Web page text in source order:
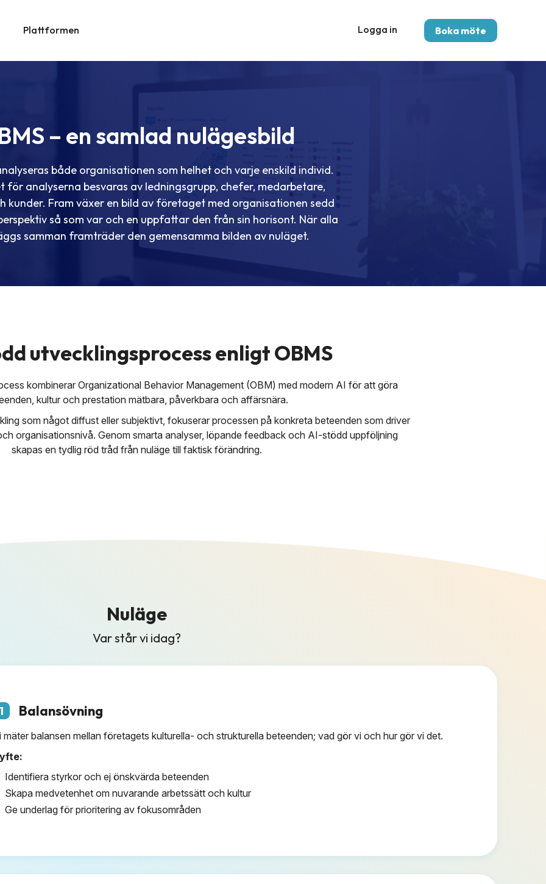
Plattformen Logga in Boka möte
– en samlad nulägesbild
både organisationen som helhet och varje enskild individ.
för analyserna besvaras av ledningsgrupp, chefer, medarbetare,
kunder. Fram växer en bild av företaget med organisationen sedd
så som var och en uppfattar den från sin horisont. När alla
samman framträder den gemensamma bilden av nuläget.
utvecklingsprocess enligt OBMS
kombinerar Organizational Behavior Management (OBM) med modern AI för att göra
kultur och prestation mätbara, påverkbara och affärsnära.
som något diffust eller subjektivt, fokuserar processen på konkreta beteenden som driver
organisationsnivå. Genom smarta analyser, löpande feedback och AI-stödd uppföljning
skapas en tydlig röd tråd från nuläge till faktisk förändring.
Nuläge
Var står vi idag?
Balansövning
mäter balansen mellan företagets kulturella- och strukturella beteenden; vad gör vi och hur gör vi det.
Identifiera styrkor och ej önskvärda beteenden
Skapa medvetenhet om nuvarande arbetssätt och kultur
Ge underlag för prioritering av fokusområden